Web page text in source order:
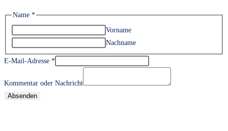
Name *
Vorname
Nachname
E-Mail-Adresse *
Kommentar oder Nachricht
Absenden